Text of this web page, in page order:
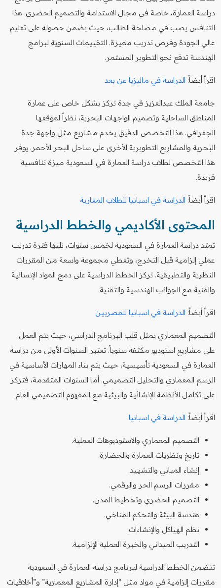
دراسة العمارة، خاصة في مجال الاستدامة والتصميم الحضري. هذا
التنافس يصب في مصلحة الطالب، حيث يضمن حصوله على تعليم
عالي الجودة وفرص تدريب مميزة. التقييمات السنوية لبرامج
الهندسة تدفع نحو التطوير المستمر.
اقرأ أيضاً: الدراسة في ماليزيا عن بعد
جامعة الملك عبدالعزيز في جدة تركز بشكل خاص على عمارة
المناطق الساحلية وتصميم الواجهات البحرية، نظراً لموقعها
الجغرافي. هذا التخصص الدقيق يخدم مشاريع مثل واجهة جدة
البحرية والمشاريع التطويرية الأخرى على ساحل البحر الأحمر. يوفر
هذا التخصص لطلاب دراسة العمارة في السعودية ميزة تنافسية
فريدة.
اقرأ أيضاً: الدراسة في اسبانيا للطلاب المغاربة
المحتوى الأكاديمي والخطط الدراسية
تمتد دراسة العمارة في السعودية لخمس سنوات، تليها فترة تدريب
عملي إلزامية قبل التخرج، وتغطي مجموعة واسعة من المقررات
النظرية والتطبيقية. تركز الخطط الدراسية على دمج المواد الإنسانية
والفنية مع الجوانب الهندسية والتقنية.
اقرأ أيضاً: الدراسة في اسبانيا للمصريين
التصميم المعماري يمثل قلب البرنامج الدراسي، حيث يتم العمل
على مشاريع استوديو مكثفة سنوياً. تعتبر السنوات الأولى من دراسة
العمارة في السعودية تأسيسية، حيث يتم بناء المهارات الأساسية في
الرسم المعماري والتحليل التصميمي. أما السنوات المتقدمة، فتركز
على تكامل الأنظمة الإنشائية والبيئية مع المفهوم التصميمي العام.
اقرأ أيضاً: الدراسة في اسبانيا
التصميم المعماري والاستوديوهات العملية.
تاريخ ونظريات العمارة والحضارة.
إنشاء المباني والتشييد.
مقررات الرسم الحر والرقمي.
التصميم الحضري وتخطيط المدن.
هندسة البيئة والتحكم المناخي.
نظم الهياكل والإنشاءات.
التدريب الميداني والخبرة العملية الإلزامية.
تتضمن الخطط الدراسية لبرنامج دراسة العمارة في السعودية
مقررات إلزامية في مواد مثل “إدارة المشاريع المعمارية” و”أخلاقيات